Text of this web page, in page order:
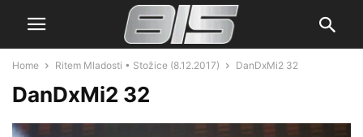
Home Ritem Mladosti • Stožice (8.12.2017) DanDxMi2 32
DanDxMi2 32